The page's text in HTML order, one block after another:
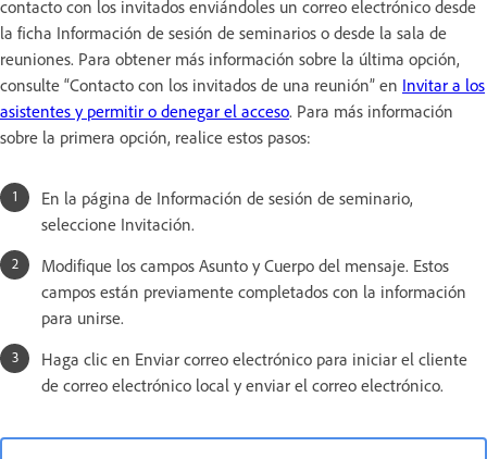
contacto con los invitados enviándoles un correo electrónico desde
la ficha Información de sesión de seminarios o desde la sala de
reuniones. Para obtener más información sobre la última opción,
consulte “Contacto con los invitados de una reunión” en Invitar a los
asistentes y permitir o denegar el acceso. Para más información
sobre la primera opción, realice estos pasos:
En la página de Información de sesión de seminario,
seleccione Invitación.
Modifique los campos Asunto y Cuerpo del mensaje. Estos
campos están previamente completados con la información
para unirse.
Haga clic en Enviar correo electrónico para iniciar el cliente
de correo electrónico local y enviar el correo electrónico.